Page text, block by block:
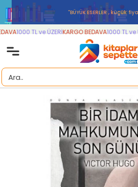
''BÜYÜK ESERLER , küçük
1000 TL ve ÜZERİKARGO BEDAVA1000 TL ve